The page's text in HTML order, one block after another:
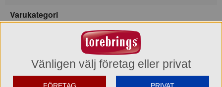
Varukategori
Hink/Tunna/Korg
Lev art nr
Vänligen välj företag eller privat
FÖRETAG PRIVAT